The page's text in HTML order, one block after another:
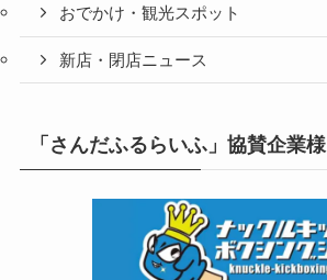
おでかけ・観光スポット
新店・閉店ニュース
「さんだふるらいふ」協賛企業様